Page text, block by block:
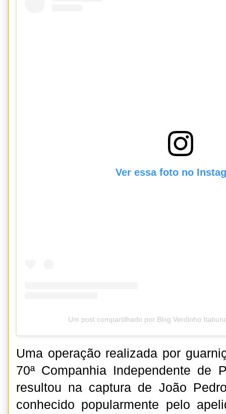
Ver essa foto no
Um post compartilhado por Blog Verdinho
Uma operação realizada por
70ª Companhia Independente de
resultou na captura de João
conhecido popularmente pelo